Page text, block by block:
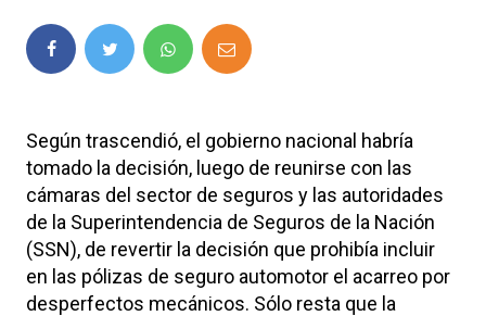
Según trascendió, el gobierno nacional habría
tomado la decisión, luego de reunirse con las
cámaras del sector de seguros y las autoridades
de la Superintendencia de Seguros de la Nación
(SSN), de revertir la decisión que prohibía incluir
en las pólizas de seguro automotor el acarreo por
desperfectos mecánicos. Sólo resta que la